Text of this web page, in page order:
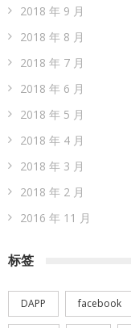
2018 年 9 月
2018 年 8 月
2018 年 7 月
2018 年 6 月
2018 年 5 月
2018 年 4 月
2018 年 3 月
2018 年 2 月
2016 年 11 月
标签
DAPP facebook